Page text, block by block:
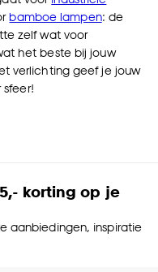
bamboe lampen: de
zelf wat voor
het beste bij jouw
verlichting geef je jouw
korting op je
aanbiedingen, inspiratie